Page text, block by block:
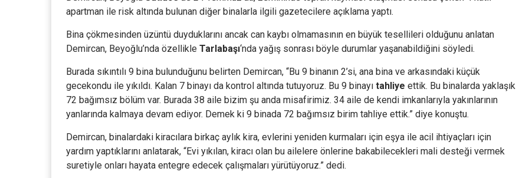
apartman ile risk altında bulunan diğer binalarla ilgili gazetecilere açıklama yaptı.
Bina çökmesinden üzüntü duyduklarını ancak can kaybı olmamasının en büyük tesellileri olduğunu anlatan
Demircan, Beyoğlu’nda özellikle Tarlabaşı‘nda yağış sonrası böyle durumlar yaşanabildiğini söyledi.
Burada sıkıntılı 9 bina bulunduğunu belirten Demircan, “Bu 9 binanın 2’si, ana bina ve arkasındaki küçük
gecekondu ile yıkıldı. Kalan 7 binayı da kontrol altında tutuyoruz. Bu 9 binayı tahliye ettik. Bu binalarda yaklaşık
72 bağımsız bölüm var. Burada 38 aile bizim şu anda misafirimiz. 34 aile de kendi imkanlarıyla yakınlarının
yanlarında kalmaya devam ediyor. Demek ki 9 binada 72 bağımsız birim tahliye ettik.” diye konuştu.
Demircan, binalardaki kiracılara birkaç aylık kira, evlerini yeniden kurmaları için eşya ile acil ihtiyaçları için
yardım yaptıklarını anlatarak, “Evi yıkılan, kiracı olan bu ailelere önlerine bakabilecekleri mali desteği vermek
suretiyle onları hayata entegre edecek çalışmaları yürütüyoruz.” dedi.